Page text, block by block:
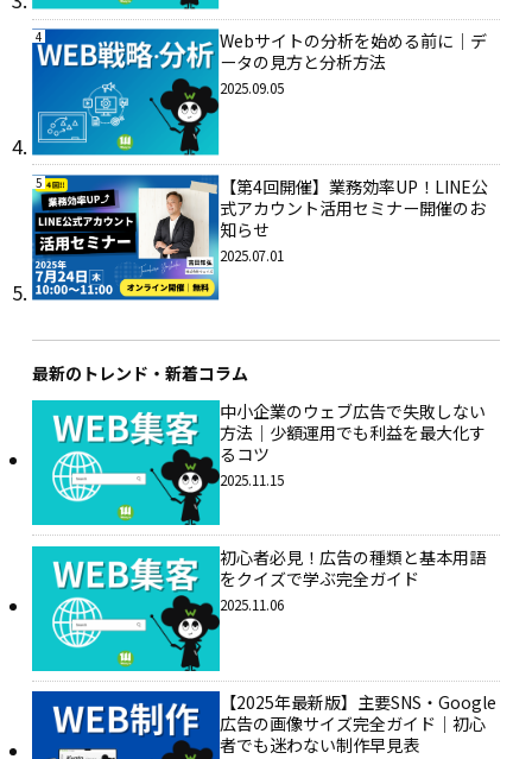
4
Webサイトの分析を始める前に｜デ
ータの見方と分析方法
2025.09.05
5
【第4回開催】業務効率UP！LINE公
式アカウント活用セミナー開催のお
知らせ
2025.07.01
最新のトレンド・新着コラム
中小企業のウェブ広告で失敗しない
方法｜少額運用でも利益を最大化す
るコツ
2025.11.15
初心者必見！広告の種類と基本用語
をクイズで学ぶ完全ガイド
2025.11.06
【2025年最新版】主要SNS・Google
広告の画像サイズ完全ガイド｜初心
者でも迷わない制作早見表